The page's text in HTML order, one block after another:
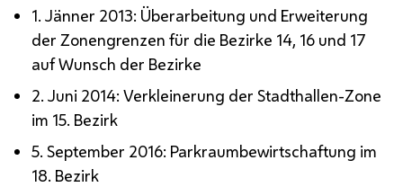
1. Jänner 2013: Überarbeitung und Erweiterung
der Zonengrenzen für die Bezirke 14, 16 und 17
auf Wunsch der Bezirke
2. Juni 2014: Verkleinerung der Stadthallen-Zone
im 15. Bezirk
5. September 2016: Parkraumbewirtschaftung im
18. Bezirk